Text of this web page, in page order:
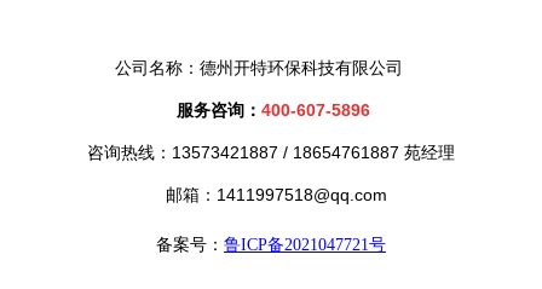
公司名称：德州开特环保科技有限公司
服务咨询： 400-607-5896
咨询热线：13573421887 / 18654761887 苑经理
邮箱：1411997518@qq.com
备案号： 鲁ICP备2021047721号